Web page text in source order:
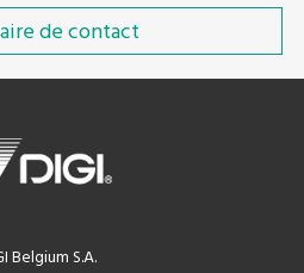
de contact
Belgium S.A.